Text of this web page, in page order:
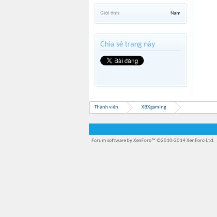
Giới tính: Nam
Chia sẻ trang này
Thành viên XBXgaming
Forum software by XenForo™ ©2010-2014 XenForo Ltd.